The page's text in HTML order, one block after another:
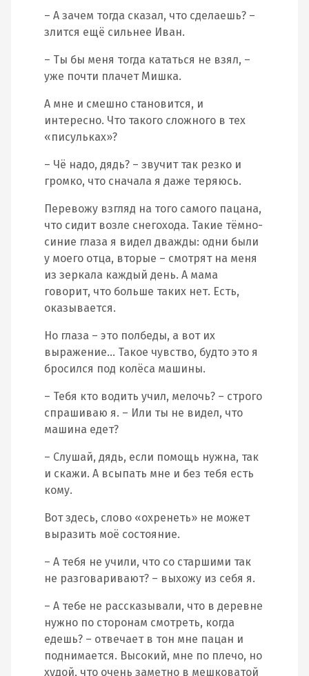
– А зачем тогда сказал, что сделаешь? –
злится ещё сильнее Иван.
– Ты бы меня тогда кататься не взял, –
уже почти плачет Мишка.
А мне и смешно становится, и
интересно. Что такого сложного в тех
«писульках»?
– Чё надо, дядь? – звучит так резко и
громко, что сначала я даже теряюсь.
Перевожу взгляд на того самого пацана,
что сидит возле снегохода. Такие тёмно-
синие глаза я видел дважды: одни были
у моего отца, вторые – смотрят на меня
из зеркала каждый день. А мама
говорит, что больше таких нет. Есть,
оказывается.
Но глаза – это полбеды, а вот их
выражение… Такое чувство, будто это я
бросился под колёса машины.
– Тебя кто водить учил, мелочь? – строго
спрашиваю я. – Или ты не видел, что
машина едет?
– Слушай, дядь, если помощь нужна, так
и скажи. А всыпать мне и без тебя есть
кому.
Вот здесь, слово «охренеть» не может
выразить моё состояние.
– А тебя не учили, что со старшими так
не разговаривают? – выхожу из себя я.
– А тебе не рассказывали, что в деревне
нужно по сторонам смотреть, когда
едешь? – отвечает в тон мне пацан и
поднимается. Высокий, мне по плечо, но
худой, что очень заметно в мешковатой